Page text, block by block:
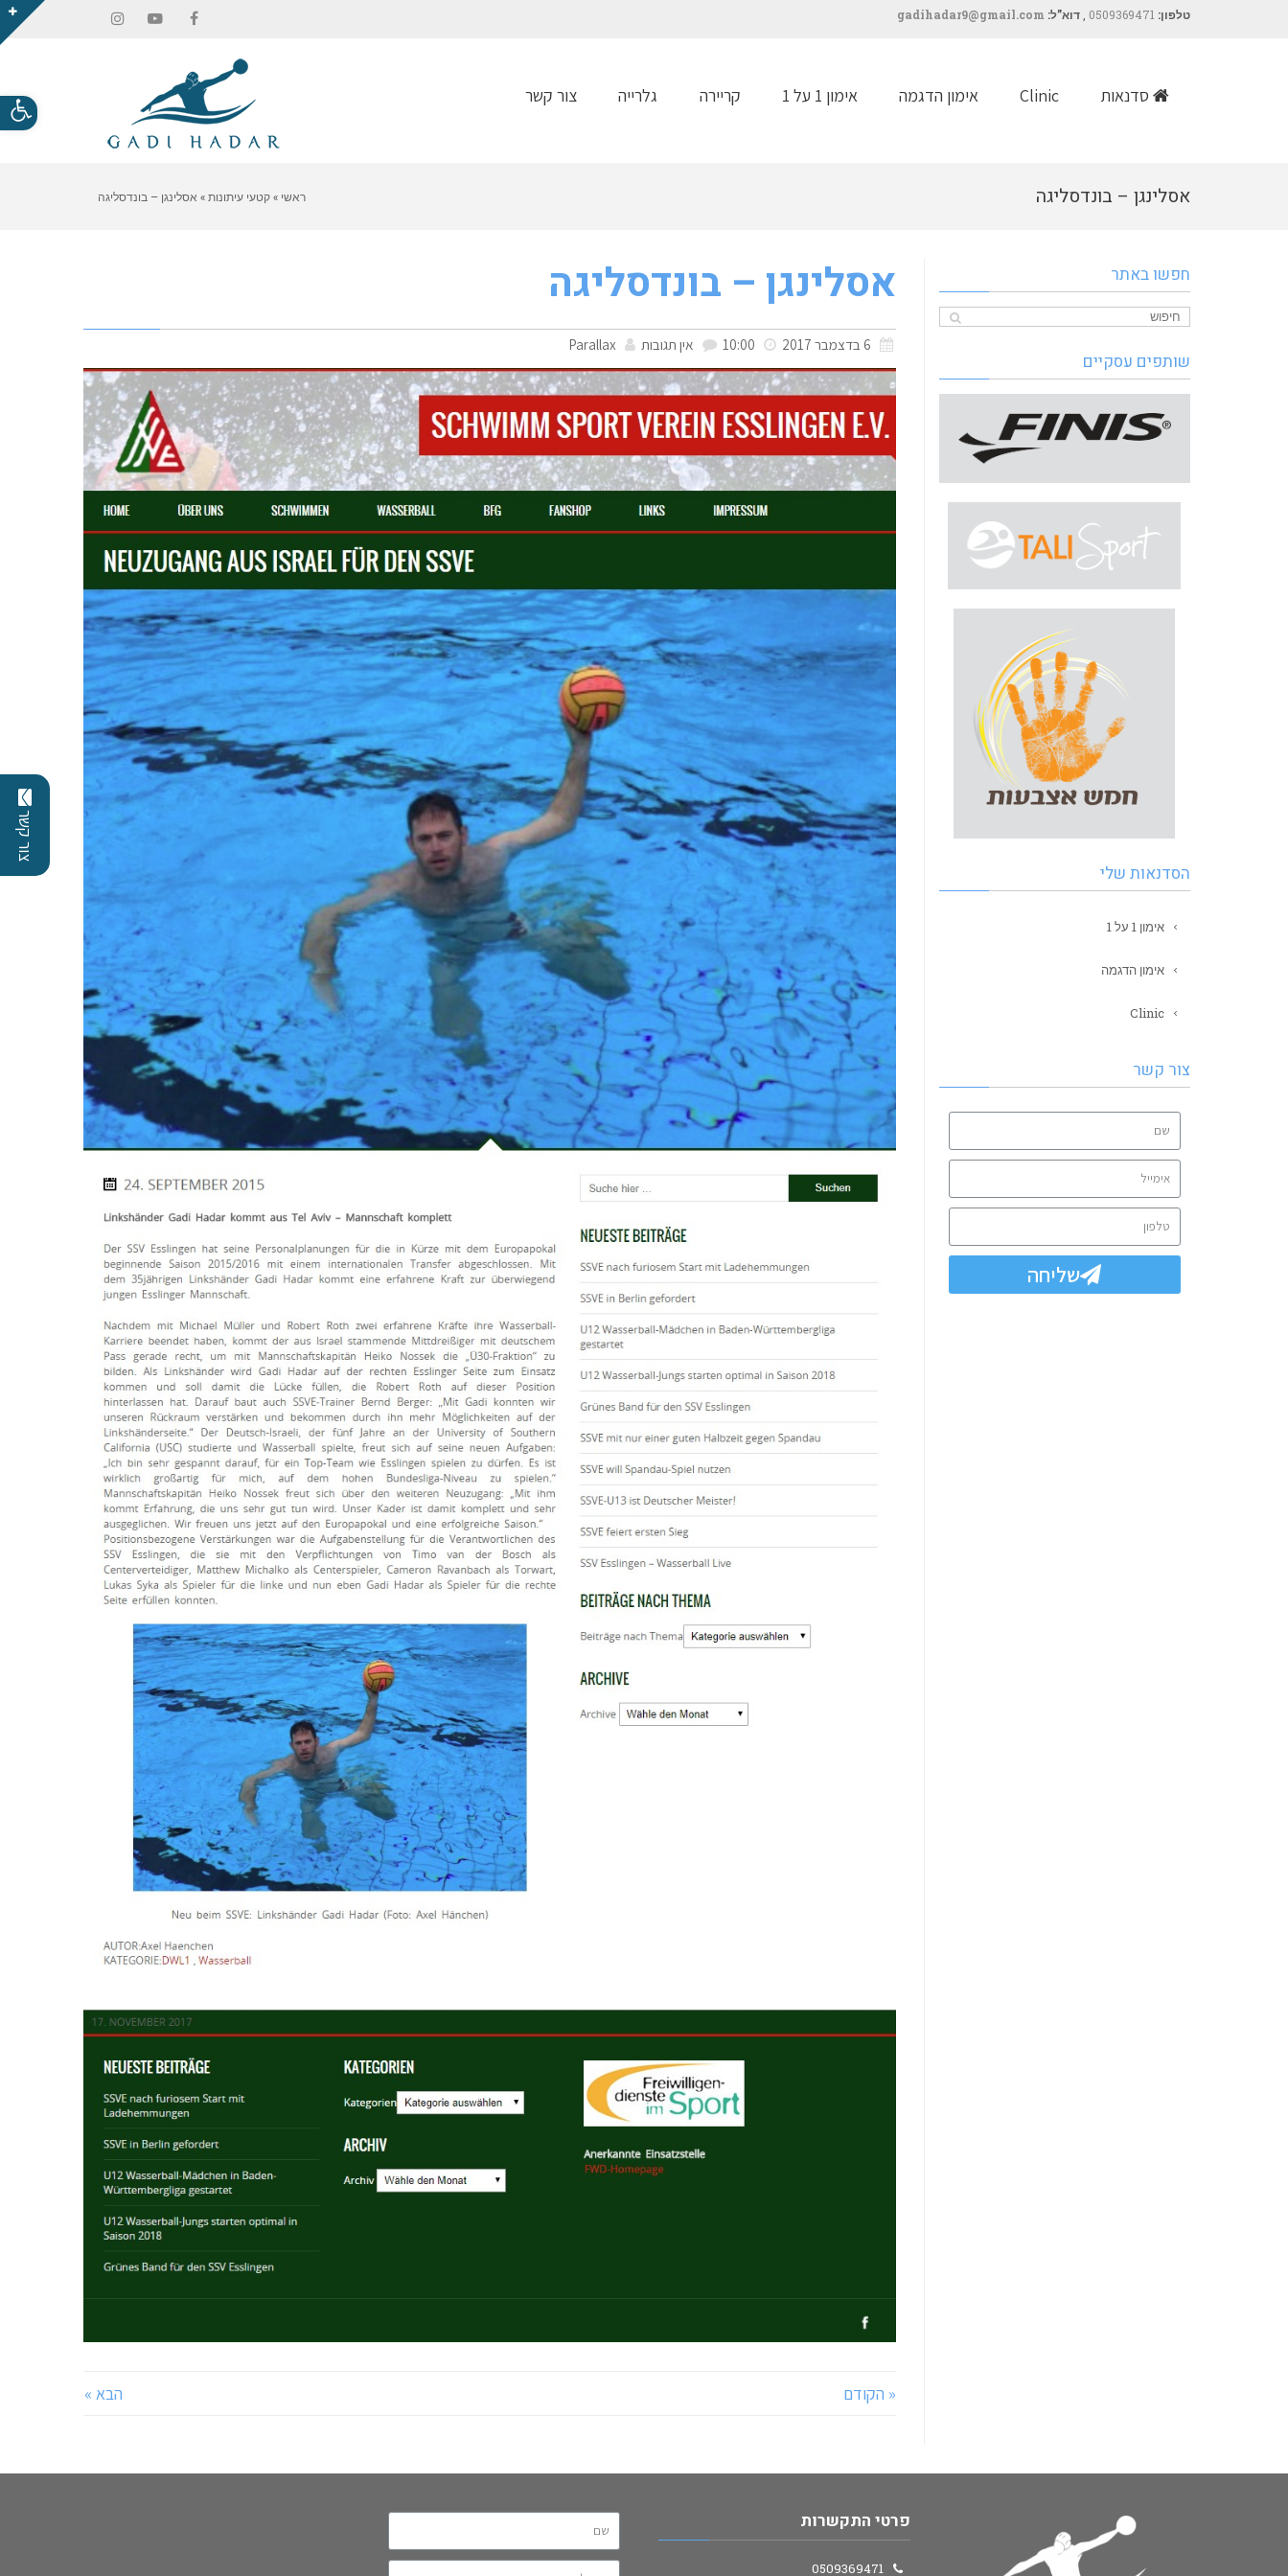
טלפון: 0509369471 דוא”ל: gadihadar9@gmail.com
סדנאות Clinic אימון הדגמה אימון 1 על 1 קריירה גלרייה צור קשר
אסלינגן – בונדסליגה ראשי »קטעי עיתונות» אסלינגן – בונדסליגה
אסלינגן – בונדסליגה
אין תגובות Parallax
« הקודם הבא »
חפשו באתר
שותפים עסקיים
הסדנאות שלי
אימון 1 על 1
אימון הדגמה
Clinic
צור קשר
שליחה
פרטי התקשרות
0509369471
צור קשר